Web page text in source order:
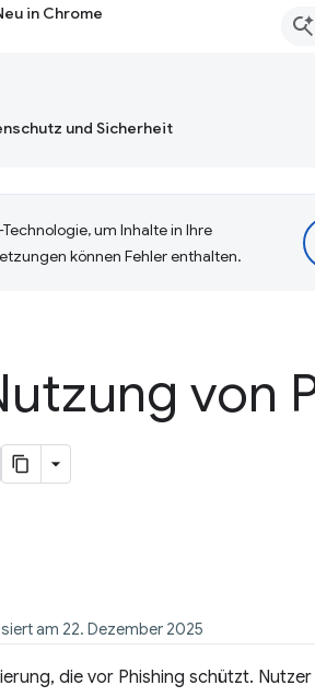
in Chrome
und Sicherheit
um Inhalte in Ihre
können Fehler enthalten.
von
am 22. Dezember 2025
die vor Phishing schützt.